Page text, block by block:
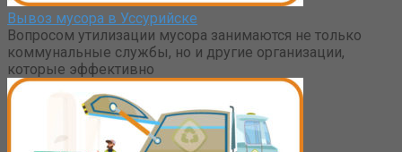
Вывоз мусора в Уссурийске
Вопросом утилизации мусора занимаются не только
коммунальные службы, но и другие организации,
которые эффективно